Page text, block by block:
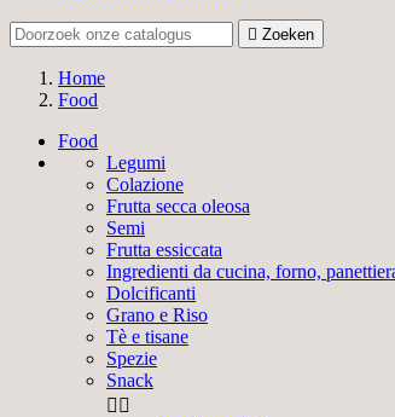
 Zoeken
Home
Food
Food
Legumi
Colazione
Frutta secca oleosa
Semi
Frutta essiccata
Ingredienti da cucina, forno,
Dolcificanti
Grano e Riso
Tè e tisane
Spezie
Snack
 